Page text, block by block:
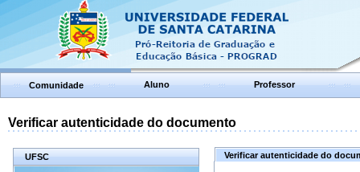
Comunidade Aluno Professor
Verificar autenticidade do documento
UFSC Verificar autenticidade do